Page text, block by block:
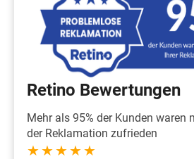
Retino Bewertungen
Mehr als 95% der Kunden waren
der Reklamation zufrieden
★★★★★